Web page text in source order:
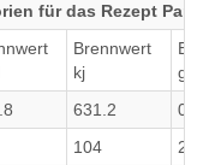
für das Rezept
Brennwert
kj
g
631.2
104
2.2